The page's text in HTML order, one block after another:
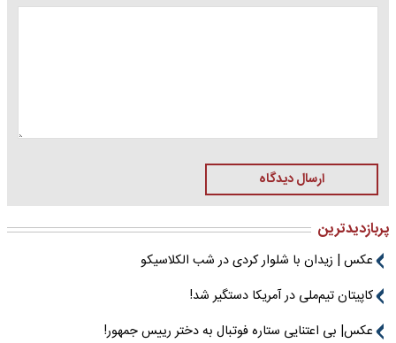
ارسال دیدگاه
پربازدیدترین
عکس | زیدان با شلوار کردی در شب الکلاسیکو
کاپیتان تیم‌ملی در آمریکا دستگیر شد!
عکس| بی اعتنایی ستاره فوتبال به دختر رییس جمهور!